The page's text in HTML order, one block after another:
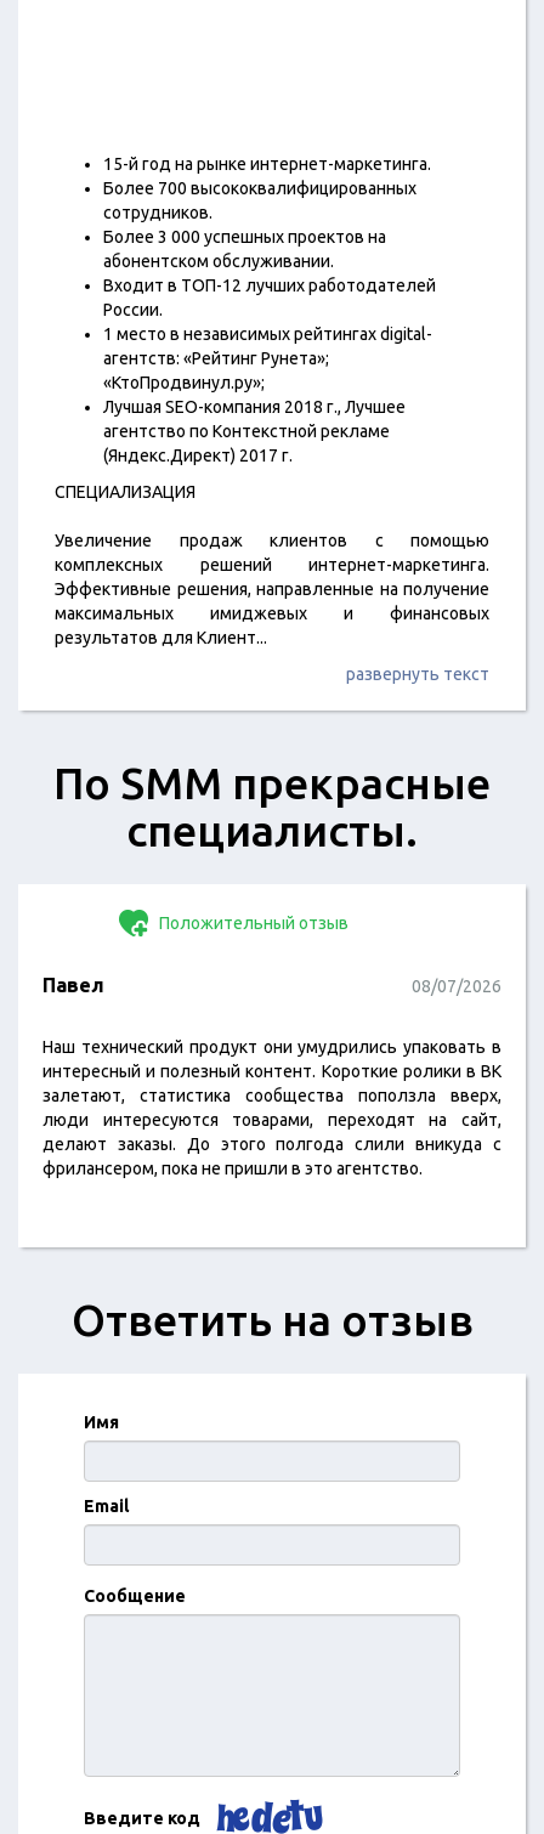
15-й год на рынке интернет-маркетинга.
Более 700 высококвалифицированных
сотрудников.
Более 3 000 успешных проектов на
абонентском обслуживании.
Входит в ТОП-12 лучших работодателей
России.
1 место в независимых рейтингах digital-
агентств: «Рейтинг Рунета»;
«КтоПродвинул.ру»;
Лучшая SEO-компания 2018 г., Лучшее
агентство по Контекстной рекламе
(Яндекс.Директ) 2017 г.
СПЕЦИАЛИЗАЦИЯ
Увеличение продаж клиентов с помощью
комплексных решений интернет-маркетинга.
Эффективные решения, направленные на получение
максимальных имиджевых и финансовых
результатов для Клиент...
развернуть текст
​По SMM прекрасные
специалисты.
Положительный отзыв
Павел 08/07/2026
Наш технический продукт они умудрились упаковать в
интересный и полезный контент. Короткие ролики в ВК
залетают, статистика сообщества поползла вверх,
люди интересуются товарами, переходят на сайт,
делают заказы. До этого полгода слили вникуда с
фрилансером, пока не пришли в это агентство.
Ответить на отзыв
Имя
Email
Сообщение
Введите код